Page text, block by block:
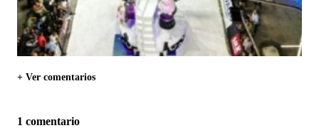
+ Ver comentarios
1 comentario